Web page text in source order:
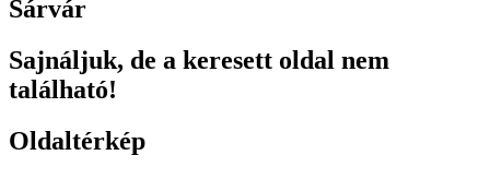
Sárvár
Sajnáljuk, de a keresett oldal nem
található!
Oldaltérkép